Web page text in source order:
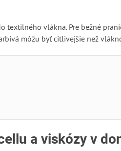
textilného vlákna. Pre bežné
môžu byť citlivejšie než
a viskózy v